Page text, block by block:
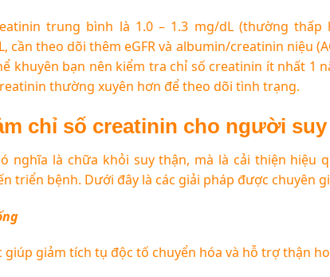
trung bình là 1.0 – 1.3 mg/dL (thường
cần theo dõi thêm eGFR và albumin/creatinin niệu
khuyên bạn nên kiểm tra chỉ số creatinin ít nhất 1
thường xuyên hơn để theo dõi tình trạng.
chỉ số creatinin cho người
nghĩa là chữa khỏi suy thận, mà là cải thiện hiệu
triển bệnh. Dưới đây là các giải pháp được chuyên
giúp giảm tích tụ độc tố chuyển hóa và hỗ trợ thận